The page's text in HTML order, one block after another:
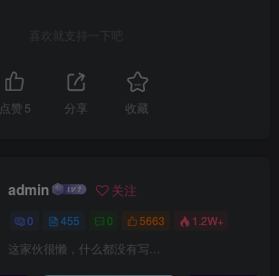
喜欢就支持一下吧
点赞 5 分享 收藏
admin 关注
0 455 0 5663 1.2W+
这家伙很懒，什么都没有写...